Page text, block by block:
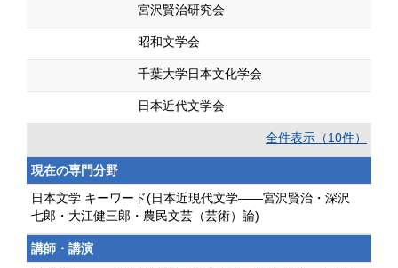
宮沢賢治研究会
昭和文学会
千葉大学日本文化学会
日本近代文学会
全件表示（10件）
現在の専門分野
日本文学 キーワード(日本近現代文学――宮沢賢治・深沢
七郎・大江健三郎・農民文芸（芸術）論)
講師・講演